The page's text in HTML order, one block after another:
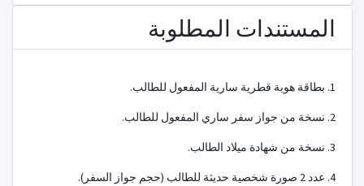
المستندات المطلوبة
1. بطاقة هوية قطرية سارية المفعول للطالب.
2. نسخة من جواز سفر ساري المفعول للطالب.
3. نسخة من شهادة ميلاد الطالب.
4. عدد 2 صورة شخصية حديثة للطالب (حجم جواز السفر).